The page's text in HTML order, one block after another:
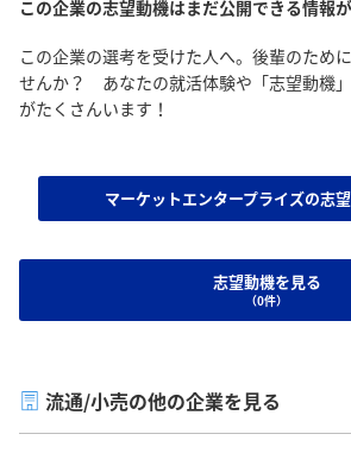
この企業の志望動機はまだ公開できる情報
この企業の選考を受けた人へ。後輩のため
せんか？ あなたの就活体験や「志望動機
がたくさんいます！
マーケットエンタープライズの志
志望動機を見る
（0件）
流通/小売の他の企業を見る